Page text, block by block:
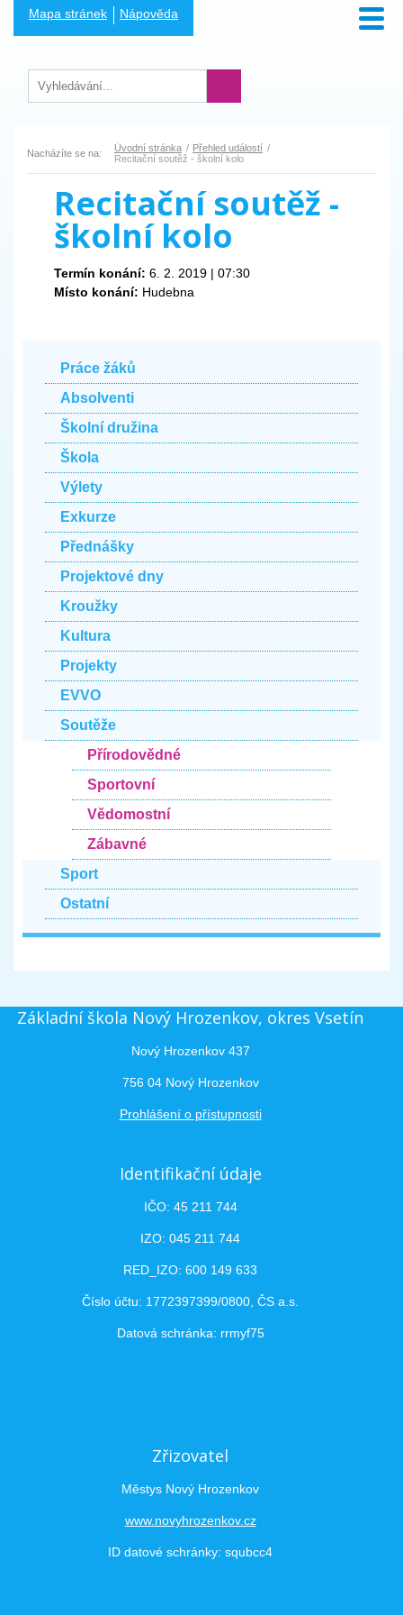
Mapa stránek Nápověda
Nacházíte se na: Úvodní stránka
Přehled událostí
Recitační soutěž - školní kolo
Recitační soutěž -
školní kolo
Termín konání: 6. 2. 2019 | 07:30
Místo konání: Hudebna
Práce žáků
Absolventi
Školní družina
Škola
Výlety
Exkurze
Přednášky
Projektové dny
Kroužky
Kultura
Projekty
EVVO
Soutěže
Přírodovědné
Sportovní
Vědomostní
Zábavné
Sport
Ostatní
Základní škola Nový Hrozenkov, okres Vsetín
Nový Hrozenkov 437
756 04 Nový Hrozenkov
Prohlášení o přístupnosti
Identifikační údaje
IČO: 45 211 744
IZO: 045 211 744
RED_IZO: 600 149 633
Číslo účtu: 1772397399/0800, ČS a.s.
Datová schránka: rrmyf75
Zřizovatel
Městys Nový Hrozenkov
www.novyhrozenkov.cz
ID datové schránky: squbcc4